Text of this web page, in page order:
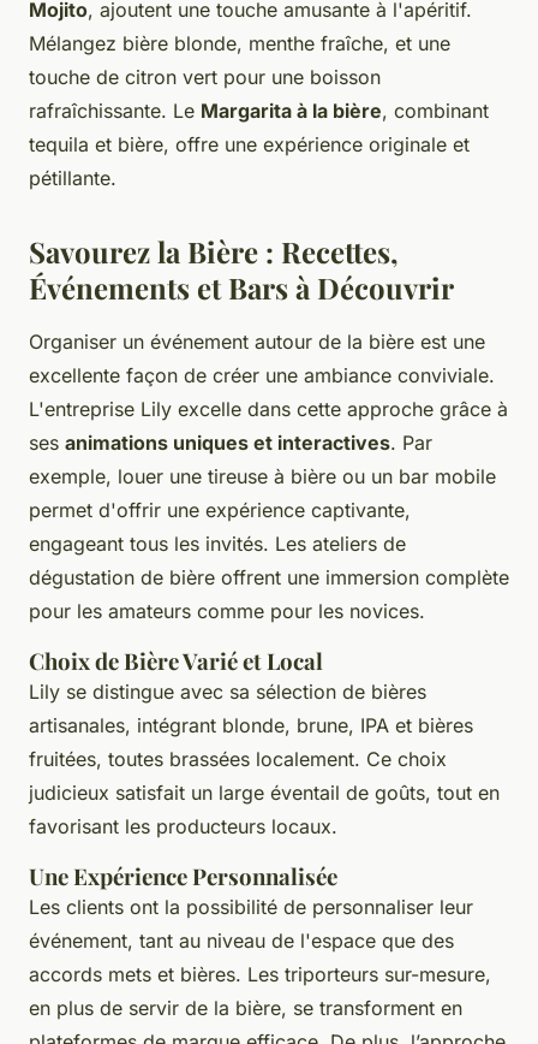
Mojito, ajoutent une touche amusante à l'apéritif.
Mélangez bière blonde, menthe fraîche, et une
touche de citron vert pour une boisson
rafraîchissante. Le Margarita à la bière, combinant
tequila et bière, offre une expérience originale et
pétillante.
Savourez la Bière : Recettes,
Événements et Bars à Découvrir
Organiser un événement autour de la bière est une
excellente façon de créer une ambiance conviviale.
L'entreprise Lily excelle dans cette approche grâce à
ses animations uniques et interactives. Par
exemple, louer une tireuse à bière ou un bar mobile
permet d'offrir une expérience captivante,
engageant tous les invités. Les ateliers de
dégustation de bière offrent une immersion complète
pour les amateurs comme pour les novices.
Choix de Bière Varié et Local
Lily se distingue avec sa sélection de bières
artisanales, intégrant blonde, brune, IPA et bières
fruitées, toutes brassées localement. Ce choix
judicieux satisfait un large éventail de goûts, tout en
favorisant les producteurs locaux.
Une Expérience Personnalisée
Les clients ont la possibilité de personnaliser leur
événement, tant au niveau de l'espace que des
accords mets et bières. Les triporteurs sur-mesure,
en plus de servir de la bière, se transforment en